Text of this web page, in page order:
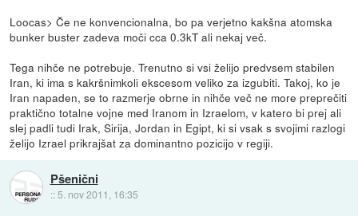
Loocas> Če ne konvencionalna, bo pa verjetno kakšna atomska
bunker buster zadeva moči cca 0.3kT ali nekaj več.
Tega nihče ne potrebuje. Trenutno si vsi želijo predvsem stabilen
Iran, ki ima s kakršnimkoli ekscesom veliko za izgubiti. Takoj, ko je
Iran napaden, se to razmerje obrne in nihče več ne more preprečiti
praktično totalne vojne med Iranom in Izraelom, v katero bi prej ali
slej padli tudi Irak, Sirija, Jordan in Egipt, ki si vsak s svojimi razlogi
želijo Izrael prikrajšat za dominantno pozicijo v regiji.
Pšenični
:: 5. nov 2011, 16:35